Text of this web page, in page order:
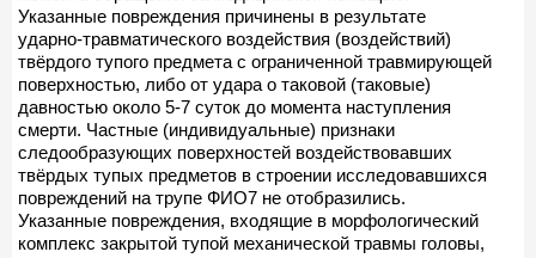
Указанные повреждения причинены в результате
ударно-травматического воздействия (воздействий)
твёрдого тупого предмета с ограниченной травмирующей
поверхностью, либо от удара о таковой (таковые)
давностью около 5-7 суток до момента наступления
смерти. Частные (индивидуальные) признаки
следообразующих поверхностей воздействовавших
твёрдых тупых предметов в строении исследовавшихся
повреждений на трупе ФИО7 не отобразились.
Указанные повреждения, входящие в морфологический
комплекс закрытой тупой механической травмы головы,